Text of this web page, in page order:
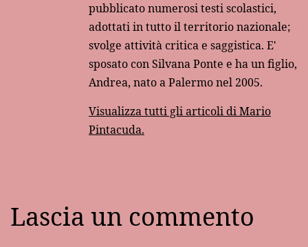
pubblicato numerosi testi scolastici,
adottati in tutto il territorio nazionale;
svolge attività critica e saggistica. E'
sposato con Silvana Ponte e ha un figlio,
Andrea, nato a Palermo nel 2005.
Visualizza tutti gli articoli di Mario
Pintacuda.
Lascia un commento